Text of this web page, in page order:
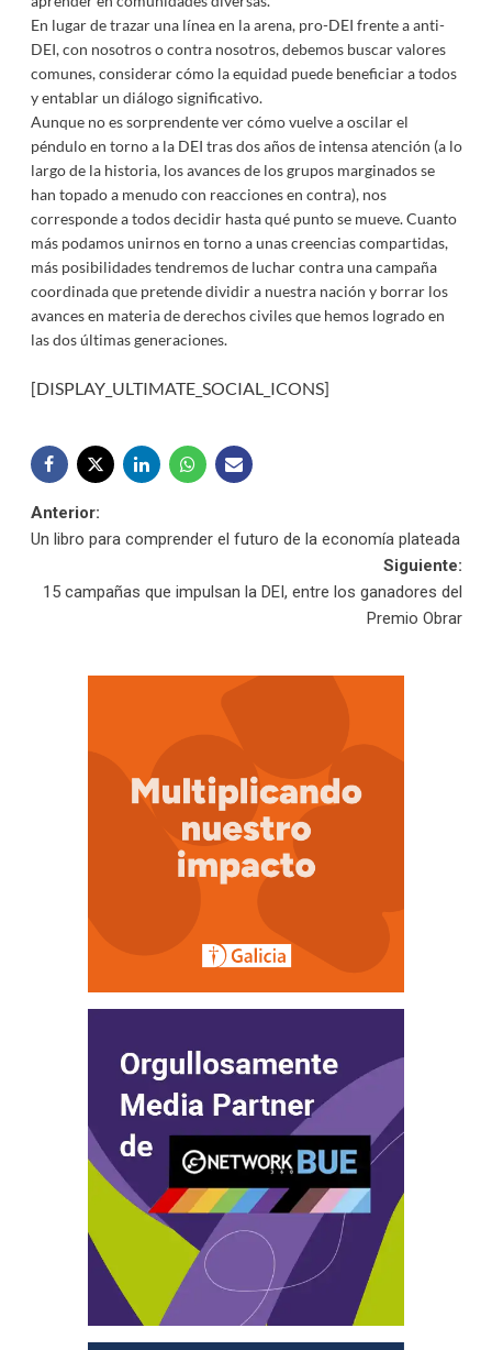
En lugar de trazar una línea en la arena, pro-DEI frente a anti-
DEI, con nosotros o contra nosotros, debemos buscar valores
comunes, considerar cómo la equidad puede beneficiar a todos
y entablar un diálogo significativo.
Aunque no es sorprendente ver cómo vuelve a oscilar el
péndulo en torno a la DEI tras dos años de intensa atención (a lo
largo de la historia, los avances de los grupos marginados se
han topado a menudo con reacciones en contra), nos
corresponde a todos decidir hasta qué punto se mueve. Cuanto
más podamos unirnos en torno a unas creencias compartidas,
más posibilidades tendremos de luchar contra una campaña
coordinada que pretende dividir a nuestra nación y borrar los
avances en materia de derechos civiles que hemos logrado en
las dos últimas generaciones.
[DISPLAY_ULTIMATE_SOCIAL_ICONS]
Navegación
entradas
Anterior:
Un libro para comprender el futuro de la economía plateada
Siguiente:
15 campañas que impulsan la DEI, entre los ganadores del
Premio Obrar